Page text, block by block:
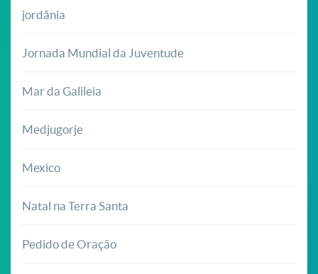
jordânia
Jornada Mundial da Juventude
Mar da Galileia
Medjugorje
Mexico
Natal na Terra Santa
Pedido de Oração